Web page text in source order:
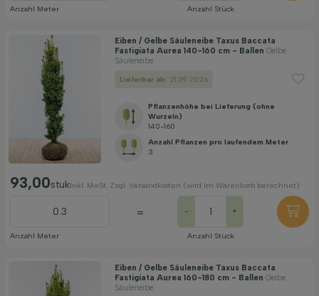
Anzahl Meter Anzahl Stück
Eiben / Gelbe Säuleneibe Taxus Baccata
Fastigiata Aurea 140-160 cm - Ballen Gelbe
Säuleneibe
Lieferbar ab: 21.09.2026
Pflanzenhöhe bei Lieferung (ohne
Wurzeln)
140-160
Anzahl Pflanzen pro laufendem Meter
3
93,00stukInkl. MwSt. Zzgl. Versandkosten (wird im Warenkorb berechnet)
Anzahl Meter
= - +
Anzahl Stück
Eiben / Gelbe Säuleneibe Taxus Baccata
Fastigiata Aurea 160-180 cm - Ballen Gelbe
Säuleneibe